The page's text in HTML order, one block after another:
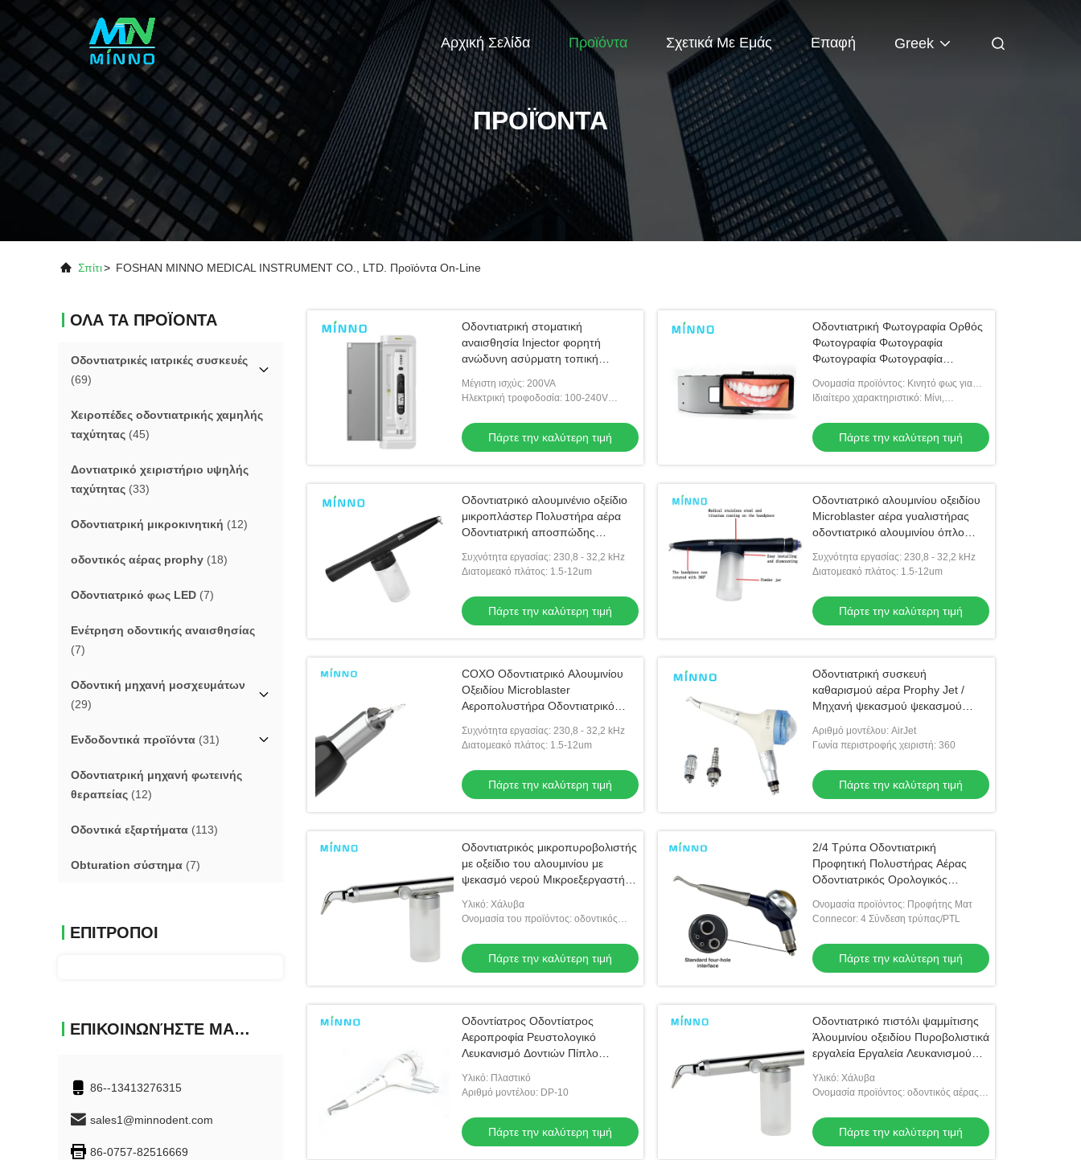
Αρχική Σελίδα Προϊόντα Σχετικά Με Εμάς Επαφή Greek
ΠΡΟΪΌΝΤΑ
Σπίτι> FOSHAN MINNO MEDICAL INSTRUMENT CO., LTD. Προϊόντα On-Line
ΟΛΑ ΤΑ ΠΡΟΪΟΝΤΑ
Οδοντιατρικές ιατρικές συσκευές
(69)
Χειροπέδες οδοντιατρικής χαμηλής
ταχύτητας (45)
Δοντιατρικό χειριστήριο υψηλής
ταχύτητας (33)
Οδοντιατρική μικροκινητική (12)
οδοντικός αέρας prophy (18)
Οδοντιατρικό φως LED (7)
Ενέτρηση οδοντικής αναισθησίας
(7)
Οδοντική μηχανή μοσχευμάτων
(29)
Ενδοδοντικά προϊόντα (31)
Οδοντιατρική μηχανή φωτεινής
θεραπείας (12)
Οδοντικά εξαρτήματα (113)
Obturation σύστημα (7)
ΕΠΙΤΡΟΠΟΙ
ΕΠΙΚΟΙΝΩΝΉΣΤΕ ΜΑΖΊ ΜΑΣ
86--13413276315
sales1@minnodent.com
86-0757-82516669
Οδοντιατρική στοματική
αναισθησία Injector φορητή
ανώδυνη ασύρματη τοπική
οθόνη LCD
Μέγιστη ισχύς: 200VA
Ηλεκτρική τροφοδοσία: 100-240V
Πάρτε την καλύτερη τιμή
Οδοντιατρική Φωτογραφία Ορθός
Φωτογραφία Φωτογραφία
Φωτογραφία Φωτογραφία
Φωτογραφία Φωτογραφία
Ονομασία προϊόντος: Κινητό φως για
οδοντιατρική φωτογραφία
Ιδιαίτερο χαρακτηριστικό: Μίνι,
Πάρτε την καλύτερη τιμή
Οδοντιατρικό αλουμινένιο οξείδιο
μικροπλάστερ Πολυστήρα αέρα
Οδοντιατρική αποσπώδης
Συστήματος αέρα αποσπώσεως
με ψεκασμό CA-1
Συχνότητα εργασίας: 230,8 - 32,2 kHz
Διατομεακό πλάτος: 1.5-12um
Πάρτε την καλύτερη τιμή
Οδοντιατρικό αλουμινίου οξειδίου
Microblaster αέρα γυαλιστήρας
οδοντιατρικό αλουμινίου όπλο
2/4τρύπες οδοντιατρική θεραπεία
πάρα πολύ
Συχνότητα εργασίας: 230,8 - 32,2 kHz
Διατομεακό πλάτος: 1.5-12um
Πάρτε την καλύτερη τιμή
COXO Οδοντιατρικό Αλουμινίου
Οξειδίου Microblaster
Αεροπολυστήρα Οδοντιατρικό
Αεροπολυστήρα Αποσπώσεως
2/4τρύπες Οδοντιατρικοί
θεραπευτές
Συχνότητα εργασίας: 230,8 - 32,2 kHz
Διατομεακό πλάτος: 1.5-12um
Πάρτε την καλύτερη τιμή
Οδοντιατρική συσκευή
καθαρισμού αέρα Prophy Jet /
Μηχανή ψεκασμού ψεκασμού
Αριθμό μοντέλου: AirJet
Γωνία περιστροφής χειριστή: 360
Πάρτε την καλύτερη τιμή
Οδοντιατρικός μικροπυροβολιστής
με οξείδιο του αλουμινίου με
ψεκασμό νερού Μικροεξεργαστής
Αμμοκροτηρίου Αεροπολυντήριος
Οδοντιατρικά εργαλεία
Υλικό: Χάλυβα
Ονομασία του προϊόντος: οδοντικός
Πάρτε την καλύτερη τιμή
2/4 Τρύπα Οδοντιατρική
Προφητική Πολυστήρας Αέρας
Οδοντιατρικός Ορολογικός
Απομάκρυνση Οδοντικής Υγιεινής
Προφητική Πολυστήρας Αέρας Jet
Ονομασία προϊόντος: Προφήτης Ματ
Connecor: 4 Σύνδεση τρύπας/PTL
Πάρτε την καλύτερη τιμή
Οδοντίατρος Οδοντίατρος
Αεροπροφία Ρευστολογικό
Λευκανισμό Δοντιών Πίπλο
Οδοντιατρική Μονάδα
Αεροπροφίας Teeh Λευκανισμός
Spary Polis
Υλικό: Πλαστικό
Αριθμό μοντέλου: DP-10
Πάρτε την καλύτερη τιμή
Οδοντιατρικό πιστόλι ψαμμίτισης
Άλουμινίου οξειδίου Πυροβολιστικά
εργαλεία Εργαλεία Λευκανισμού
2/4τρύπες Bicar
Υλικό: Χάλυβα
Ονομασία προϊόντος: οδοντικός αέρας
Πάρτε την καλύτερη τιμή